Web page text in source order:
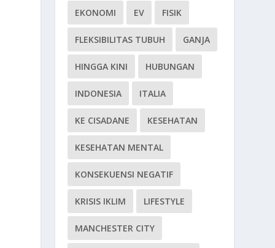
EKONOMI EV FISIK
FLEKSIBILITAS TUBUH GANJA
HINGGA KINI HUBUNGAN
INDONESIA ITALIA
KE CISADANE KESEHATAN
KESEHATAN MENTAL
KONSEKUENSI NEGATIF
KRISIS IKLIM LIFESTYLE
MANCHESTER CITY